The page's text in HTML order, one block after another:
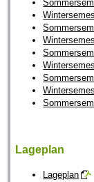
Lageplan
Lageplan